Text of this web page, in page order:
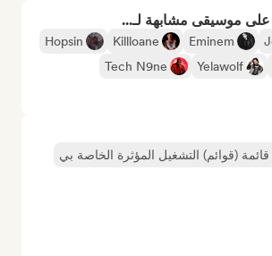
موسيقى مشابهة لـ...
Eminem
Killloane
Hopsin
Yelawolf
Tech N9ne
(قوائم) التشغيل المؤثرة الخاصة بي